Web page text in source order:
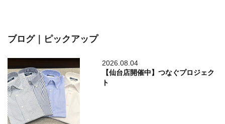
ブログ｜ピックアップ
2026.08.04
【仙台店開催中】つなぐプロジェク
ト